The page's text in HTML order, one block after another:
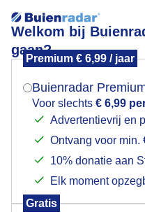
Welkom bij
gaan?
Premium € 6,99 / jaar
Buienradar
Voor slechts € 6,99
Advertentievrij en
Ontvang voor min.
10% donatie aan
Elk moment
Gratis
Zonnige dag
Mogen we je
Indien je hier nog
verschijnt er zo een
Is goed,